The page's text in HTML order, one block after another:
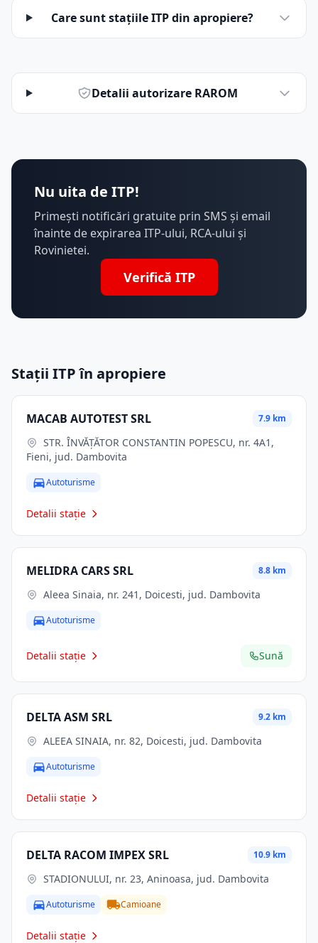
Care sunt stațiile ITP din apropiere?
Detalii autorizare RAROM
Nu uita de ITP!
Primești notificări gratuite prin SMS și email
înainte de expirarea ITP-ului, RCA-ului și
Rovinietei.
Verifică ITP
Stații ITP în apropiere
MACAB AUTOTEST SRL 7.9 km
Fieni, jud. Dambovita
Autoturisme
Detalii stație
MELIDRA CARS SRL 8.8 km
Aleea Sinaia, nr. 241, Doicesti, jud. Dambovita
Autoturisme
Detalii stație Sună
DELTA ASM SRL 9.2 km
ALEEA SINAIA, nr. 82, Doicesti, jud. Dambovita
Autoturisme
Detalii stație
DELTA RACOM IMPEX SRL 10.9 km
STADIONULUI, nr. 23, Aninoasa, jud. Dambovita
Autoturisme Camioane
Detalii stație